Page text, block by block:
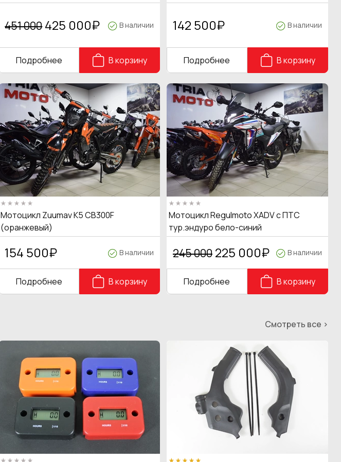
451 000 425 000₽ В наличии
Подробнее В корзину
142 500₽ В наличии
Подробнее В корзину
Мотоцикл Zuumav K5 CB300F
(оранжевый)
154 500₽ В наличии
Подробнее В корзину
Мотоцикл Regulmoto XADV с ПТС
тур.эндуро бело-синий
245 000 225 000₽ В наличии
Подробнее В корзину
Смотреть все >